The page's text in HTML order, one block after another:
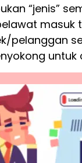
“jenis”
masuk
pelanggan
untuk